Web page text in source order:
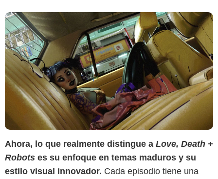
Ahora, lo que realmente distingue a Love, Death +
Robots es su enfoque en temas maduros y su
estilo visual innovador. Cada episodio tiene una